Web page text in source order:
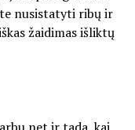
nusistatyti ribų ir
žaidimas išliktų